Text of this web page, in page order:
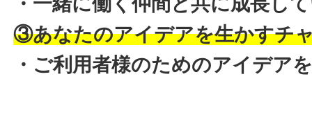
③あなたのアイデアを生かすチ
・ご利用者様のためのアイデア